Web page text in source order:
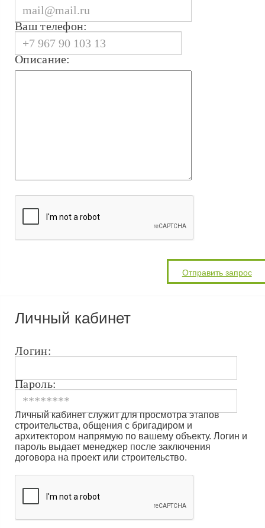
Ваш телефон:
Описание:
Личный кабинет
Логин:
Пароль:
Личный кабинет служит для просмотра этапов
строительства, общения с бригадиром и
архитектором напрямую по вашему объекту. Логин и
пароль выдает менеджер после заключения
договора на проект или строительство.